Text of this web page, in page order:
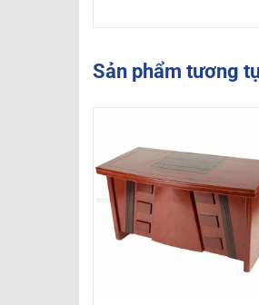
Sản phẩm tương